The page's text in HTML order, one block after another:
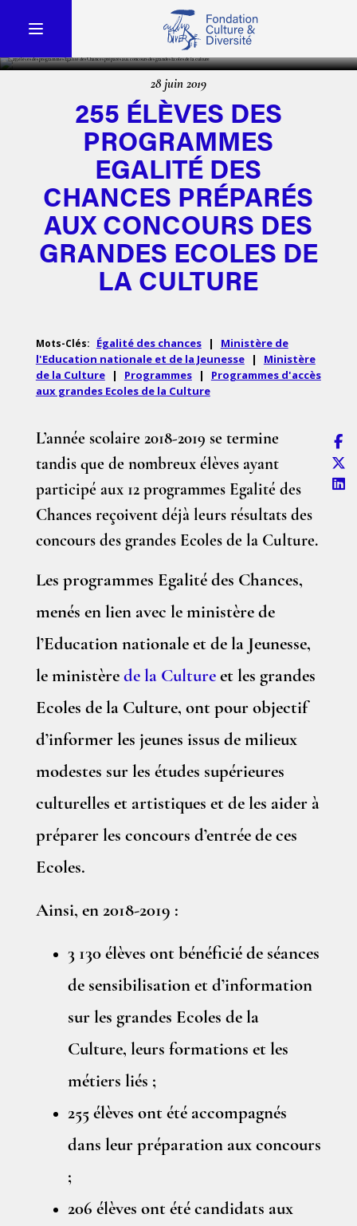
28 juin 2019
255 ÉLÈVES DES
PROGRAMMES
EGALITÉ DES
CHANCES PRÉPARÉS
AUX CONCOURS DES
GRANDES ECOLES DE
LA CULTURE
Mots-Clés: Égalité des chances |
Ministère de
l'Education nationale et de la Jeunesse
|
Ministère
de la Culture
| Programmes |
Programmes d'accès
aux grandes Ecoles de la Culture
L’année scolaire 2018-2019 se termine
tandis que de nombreux élèves ayant
participé aux 12 programmes Egalité des
Chances reçoivent déjà leurs résultats des
concours des grandes Ecoles de la Culture.
Les programmes Egalité des Chances,
menés en lien avec le ministère de
l’Education nationale et de la Jeunesse,
le ministère de la Cultureet les grandes
Ecoles de la Culture, ont pour objectif
d’informer les jeunes issus de milieux
modestes sur les études supérieures
culturelles et artistiques et de les aider à
préparer les concours d’entrée de ces
Ecoles.
Ainsi, en 2018-2019 :
3 130 élèves ont bénéficié de séances
de sensibilisation et d’information
sur les grandes Ecoles de la
Culture, leurs formations et les
métiers liés ;
255 élèves ont été accompagnés
dans leur préparation aux concours
;
206 élèves ont été candidats aux